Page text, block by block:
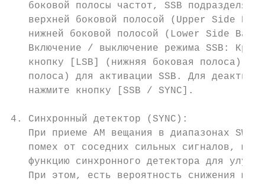
боковой полосы частот, SSB
верхней боковой полосой (Upper Side
нижней боковой полосой (Lower Side Band
Включение / выключение режима SSB:
кнопку [LSB] (нижняя боковая полоса)
полоса) для активации SSB. Для
   нажмите кнопку [SSB / SYNC].
4. Синхронный детектор (SYNC):
При приеме AM вещания в диапазонах SW /
помех от соседних сильных сигналов,
функцию синхронного детектора для
При этом, есть вероятность снижения